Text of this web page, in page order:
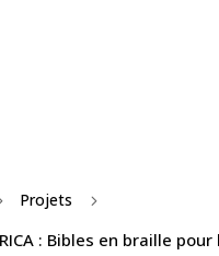
Projets 5
: Bibles en braille pour